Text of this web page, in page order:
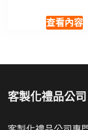
查看內容
客製化禮品公司